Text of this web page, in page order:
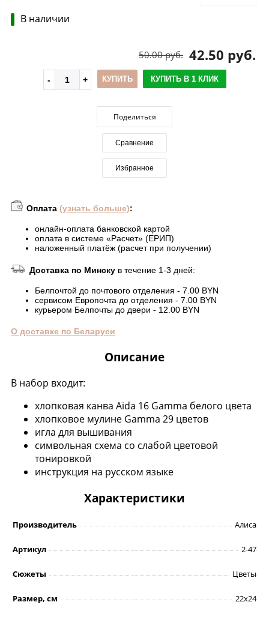
В наличии
42.50 руб.
50.00 руб.
КУПИТЬ КУПИТЬ В 1 КЛИК
Поделиться
Сравнение
Избранное
Оплата (узнать больше):
онлайн-оплата банковской картой
оплата в системе «Расчет» (ЕРИП)
наложенный платёж (расчет при получении)
Доставка по Минску в течение 1-3 дней:
Белпочтой до почтового отделения - 7.00 BYN
сервисом Европочта до отделения - 7.00 BYN
курьером Белпочты до двери - 12.00 BYN
О доставке по Беларуси
Описание
В набор входит:
хлопковая канва Aida 16 Gamma белого цвета
хлопковое мулине Gamma 29 цветов
игла для вышивания
символьная схема со слабой цветовой
тонировкой
инструкция на русском языке
Характеристики
Производитель Алиса
Артикул 2-47
Сюжеты Цветы
Размер, см 22х24